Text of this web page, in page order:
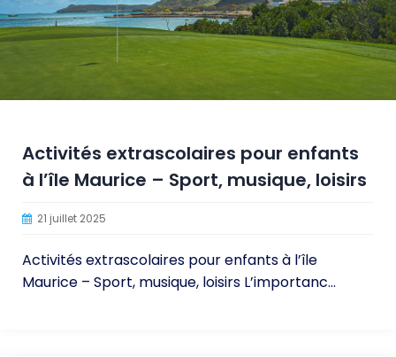
Activités extrascolaires pour enfants
à l’île Maurice – Sport, musique, loisirs
21 juillet 2025
Activités extrascolaires pour enfants à l’île
Maurice – Sport, musique, loisirs L’importanc...